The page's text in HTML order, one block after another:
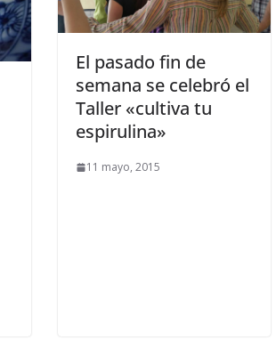
El pasado fin de
semana se celebró el
Taller «cultiva tu
espirulina»
11 mayo, 2015